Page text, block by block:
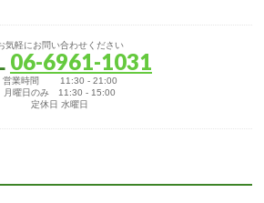
気軽にお問い合わせください
06-6961-1031
営業時間 11:30 - 21:00
月曜日のみ 11:30 - 15:00
定休日 水曜日